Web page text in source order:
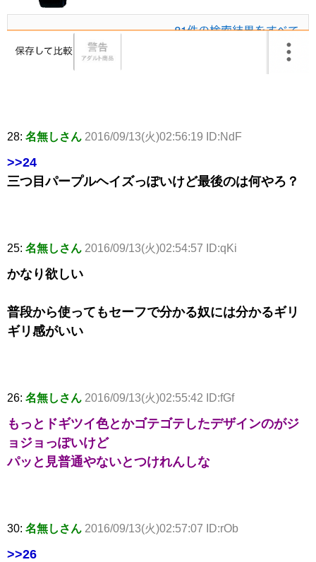
28: 名無しさん 2016/09/13(火)02:56:19 ID:NdF
>>24
三つ目パープルヘイズっぽいけど最後のは何やろ？
25: 名無しさん 2016/09/13(火)02:54:57 ID:qKi
かなり欲しい
普段から使ってもセーフで分かる奴には分かるギリ
ギリ感がいい
26: 名無しさん 2016/09/13(火)02:55:42 ID:fGf
もっとドギツイ色とかゴテゴテしたデザインのがジ
ョジョっぽいけど
パッと見普通やないとつけれんしな
30: 名無しさん 2016/09/13(火)02:57:07 ID:rOb
>>26